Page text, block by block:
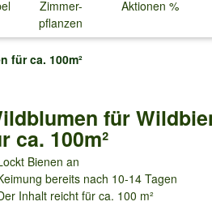
Zimmer-
pflanzen
↓
Aktionen %
↓ ↓
für ca. 100m²
für
ca. 100m²
Bienen an
bereits nach 10-14 Tagen
Inhalt reicht für ca. 100 m²